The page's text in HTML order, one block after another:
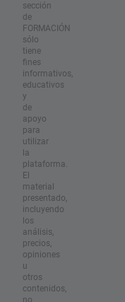
sección
de
FORMACIÓN
sólo
tiene
fines
informativos,
educativos
y
de
apoyo
para
utilizar
la
plataforma.
El
material
presentado,
incluyendo
los
análisis,
precios,
opiniones
u
otros
contenidos,
no